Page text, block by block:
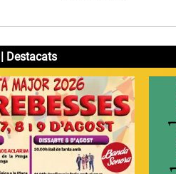
| Destacats